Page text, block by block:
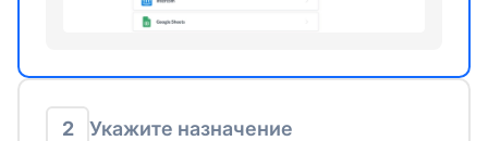
2 Укажите назначение